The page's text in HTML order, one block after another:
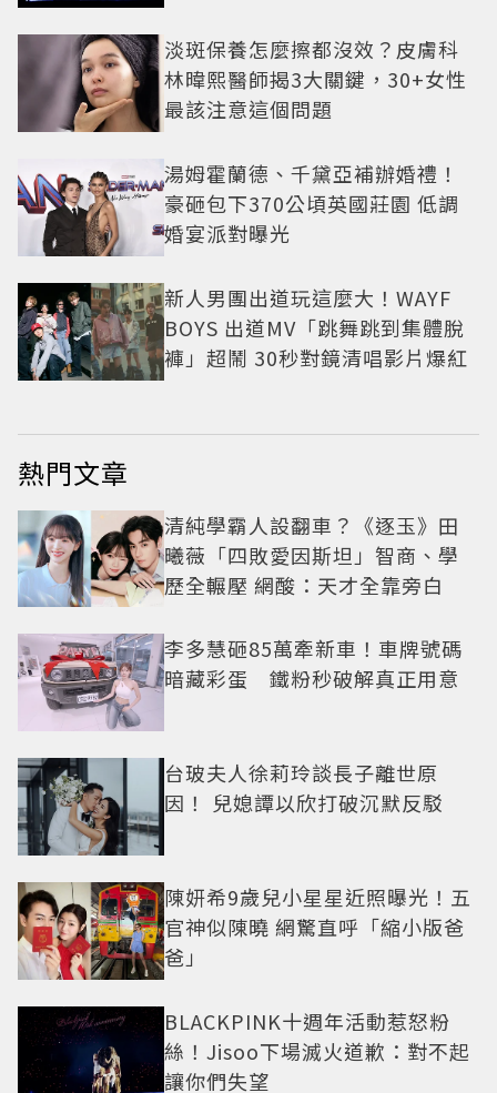
淡斑保養怎麼擦都沒效？皮膚科
林暐熙醫師揭3大關鍵，30+女性
最該注意這個問題
湯姆霍蘭德、千黛亞補辦婚禮！
豪砸包下370公頃英國莊園 低調
婚宴派對曝光
新人男團出道玩這麼大！WAYF
BOYS 出道MV「跳舞跳到集體脫
褲」超鬧 30秒對鏡清唱影片爆紅
熱門文章
清純學霸人設翻車？《逐玉》田
曦薇「四敗愛因斯坦」智商、學
歷全輾壓 網酸：天才全靠旁白
李多慧砸85萬牽新車！車牌號碼
暗藏彩蛋 鐵粉秒破解真正用意
台玻夫人徐莉玲談長子離世原
因！ 兒媳譚以欣打破沉默反駁
陳妍希9歲兒小星星近照曝光！五
官神似陳曉 網驚直呼「縮小版爸
爸」
BLACKPINK十週年活動惹怒粉
絲！Jisoo下場滅火道歉：對不起
讓你們失望